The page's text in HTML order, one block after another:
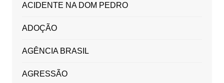
ACIDENTE NA DOM PEDRO
ADOÇÃO
AGÊNCIA BRASIL
AGRESSÃO